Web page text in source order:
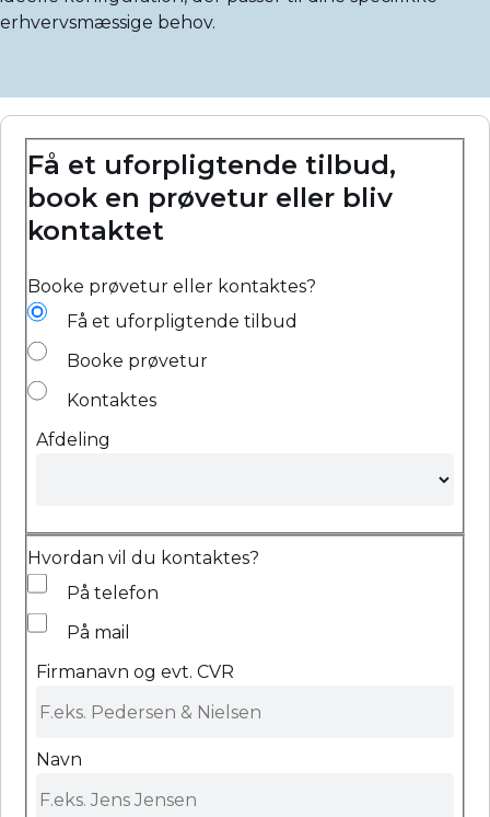
erhvervsmæssige behov.
Få et uforpligtende tilbud,
book en prøvetur eller bliv
kontaktet
Booke prøvetur eller kontaktes?
Få et uforpligtende tilbud
Booke prøvetur
Kontaktes
Afdeling
Hvordan vil du kontaktes?
På telefon
På mail
Firmanavn og evt. CVR
Navn